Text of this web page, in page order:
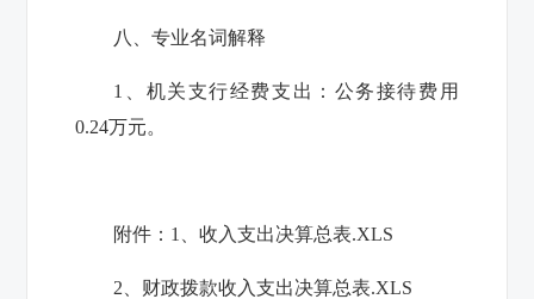
八、专业名词解释
1
、机关支行经费支出：公务接待费用
0.24万元。
附件： 1、收入支出决算总表.XLS
2、财政拨款收入支出决算总表.XLS